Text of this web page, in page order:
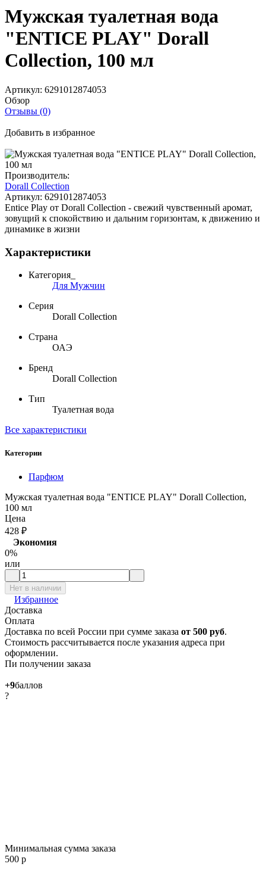
Мужская туалетная вода
"ENTICE PLAY" Dorall
Collection, 100 мл
Артикул: 6291012874053
Обзор
Отзывы (0)
Добавить в избранное
Производитель:
Dorall Collection
Артикул: 6291012874053
Entice Play от Dorall Collection - свежий чувственный аромат,
зовущий к спокойствию и дальним горизонтам, к движению и
динамике в жизни
Характеристики
Категория_
Для Мужчин
Серия
Dorall Collection
Страна
ОАЭ
Бренд
Dorall Collection
Тип
Туалетная вода
Все характеристики
Категории
Парфюм
Мужская туалетная вода "ENTICE PLAY" Dorall Collection,
100 мл
Цена
428 ₽
Экономия
0%
или
Нет в наличии
Избранное
Доставка
Оплата
Доставка по всей России при сумме заказа от 500 руб.
Стоимость рассчитывается после указания адреса при
оформлении.
Пи получении заказа
+9баллов
?
Минимальная сумма заказа
500 р